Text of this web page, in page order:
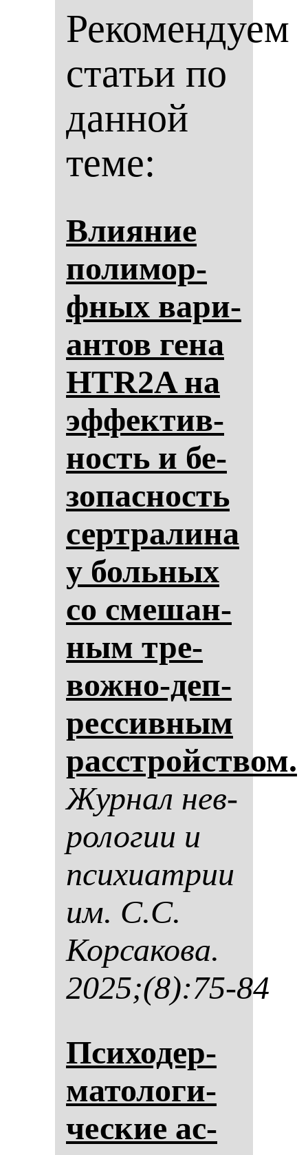
Рекомендуем
статьи по
данной
теме:
Вли­яние
по­ли­мор­
фных ва­ри­
ан­тов ге­на
HTR2A на
эф­фек­тив­
ность и бе­
зо­пас­ность
сер­тра­ли­на
у боль­ных
со сме­шан­
ным тре­
вож­но-деп­
рес­сив­ным
расстройством.
Жур­нал нев­
ро­ло­гии и
пси­хи­ат­рии
им. С.С.
Кор­са­ко­ва.
2025;(8):75-84
Пси­хо­дер­
ма­то­ло­ги­
чес­кие ас­